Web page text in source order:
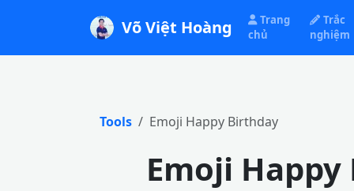
Võ Việt Hoàng
Trang
chủ
Trắc
nghiệm
Tools Emoji Happy Birthday
Emoji